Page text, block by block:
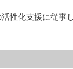
性化支援に従事